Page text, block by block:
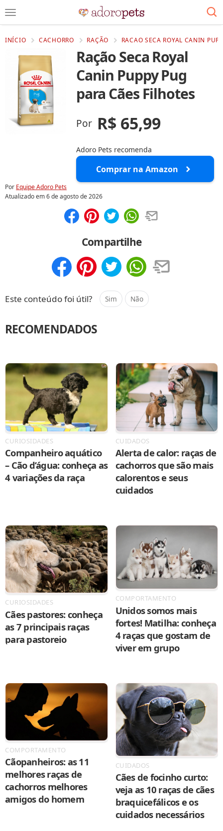
INÍCIO CACHORRO RAÇÃO RACAO SECA ROYAL CANIN
Ração Seca Royal
Canin Puppy Pug
para Cães Filhotes
Por R$ 65,99
Adoro Pets recomenda
Comprar na Amazon
Por Equipe Adoro Pets
Atualizado em6 de agosto de 2026
Compartilhe
Este conteúdo foi útil? Sim Não
RECOMENDADOS
CURIOSIDADES
Companheiro aquático
– Cão d’água: conheça as
4 variações da raça
CUIDADOS
Alerta de calor: raças de
cachorros que são mais
calorentos e seus
cuidados
CURIOSIDADES
Cães pastores: conheça
as 7 principais raças
para pastoreio
COMPORTAMENTO
Unidos somos mais
fortes! Matilha: conheça
4 raças que gostam de
viver em grupo
COMPORTAMENTO
Cãopanheiros: as 11
melhores raças de
cachorros melhores
amigos do homem
CUIDADOS
Cães de focinho curto:
veja as 10 raças de cães
braquicefálicos e os
cuidados necessários